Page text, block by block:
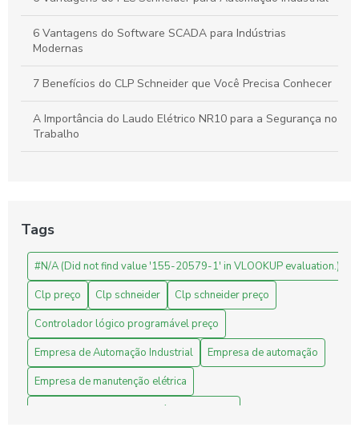
6 Vantagens do Software SCADA para Indústrias
Modernas
7 Benefícios do CLP Schneider que Você Precisa Conhecer
A Importância do Laudo Elétrico NR10 para a Segurança no
Trabalho
Sua Empresa
Automação Industrial: Melhore a Eficiência e Produtividade
da Sua Empresa
Avaliação de Projetos de Engenharia: Melhore Seus
Resultados com Análises Precisas
Benefícios do CLP Schneider na Automação Industrial
Benefícios do Sistema Supervisório para Indústrias
Tags
#N/A (Did not find value '155-20579-1' in VLOOKUP evaluation.)
Clp preço
Clp schneider
Clp schneider preço
Controlador lógico programável preço
Empresa de Automação Industrial
Empresa de automação
Empresa de manutenção elétrica
Empresa de manutenção elétrica industrial